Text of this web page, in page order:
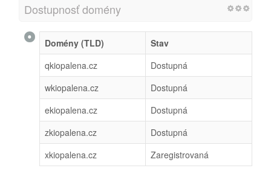
Dostupnosť domény
Domény (TLD)
Stav
qkiopalena.cz
Dostupná
wkiopalena.cz
Dostupná
ekiopalena.cz
Dostupná
zkiopalena.cz
Dostupná
xkiopalena.cz
Zaregistrovaná